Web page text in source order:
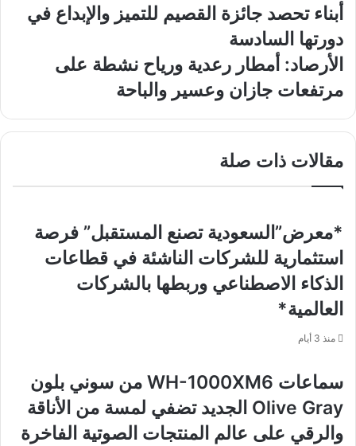
أبناء
تحصد
جائزة
القصيم
للتميز
والإبداع
أبناء تحصد جائزة القصيم للتميز والإبداع في
دورتها السادسة
الأرصاد:
أمطار
رعدية
مرتفعات
وعسير
الأرصاد: أمطار رعدية ورياح نشطة على
مرتفعات جازان وعسير والباحة
مقالات ذات صلة
*معرض”السعودية تصنع المستقبل” فرصة
استثمارية للشركات الناشئة في قطاعات
الذكاء الاصطناعي وربطها بالشركات
العالمية*
منذ 3 أيام
سماعات WH-1000XM6 من سوني بلون
Olive Gray الجديد تضفي لمسة من الأناقة
والرقي على عالم المنتجات الصوتية الفاخرة